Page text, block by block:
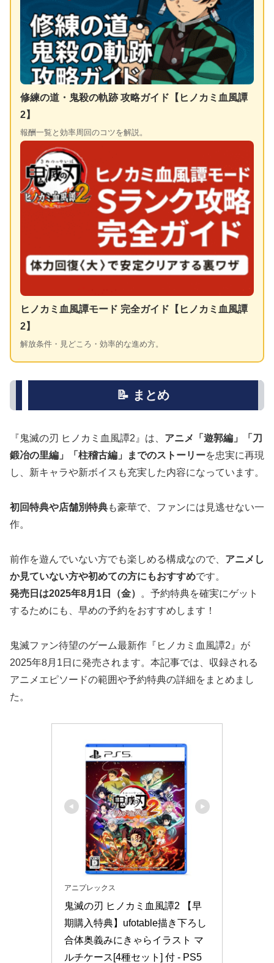
修練の道・鬼殺の軌跡 攻略ガイド【ヒノカミ血風譚
2】
報酬一覧と効率周回のコツを解説。
ヒノカミ血風譚モード 完全ガイド【ヒノカミ血風譚
2】
解放条件・見どころ・効率的な進め方。
📝 まとめ
『鬼滅の刃 ヒノカミ血風譚2』は、 アニメ「遊郭編」「刀
鍛冶の里編」「柱稽古編」までのストーリーを忠実に再現
し、新キャラや新ボイスも充実した内容になっています。
初回特典や店舗別特典も豪華で、ファンには見逃せない一
作。
前作を遊んでいない方でも楽しめる構成なので、 アニメし
か見ていない方や初めての方にもおすすめです。
発売日は2025年8月1日（金）
。予約特典を確実にゲット
するためにも、早めの予約をおすすめします！
鬼滅ファン待望のゲーム最新作『ヒノカミ血風譚2』が
2025年8月1日に発売されます。本記事では、収録される
アニメエピソードの範囲や予約特典の詳細をまとめまし
た。
アニプレックス
鬼滅の刃 ヒノカミ血風譚2 【早
期購入特典】ufotable描き下ろし
合体奥義みにきゃらイラスト マ
ルチケース[4種セット] 付 - PS5